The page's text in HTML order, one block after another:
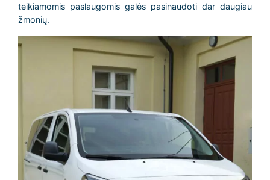
teikiamomis paslaugomis galės pasinaudoti dar daugiau
žmonių.